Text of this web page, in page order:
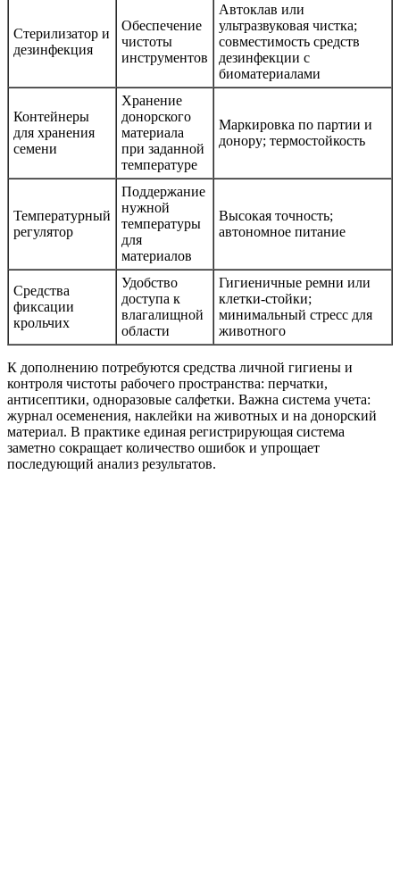
Стерилизатор и
дезинфекция
Обеспечение
чистоты
инструментов
Автоклав или
ультразвуковая чистка;
совместимость средств
дезинфекции с
биоматериалами
Контейнеры
для хранения
семени
Хранение
донорского
материала
при заданной
температуре
Маркировка по партии и
донору; термостойкость
Температурный
регулятор
Поддержание
нужной
температуры
для
материалов
Высокая точность;
автономное питание
Средства
фиксации
крольчих
Удобство
доступа к
влагалищной
области
Гигиеничные ремни или
клетки‑стойки;
минимальный стресс для
животного
К дополнению потребуются средства личной гигиены и
контроля чистоты рабочего пространства: перчатки,
антисептики, одноразовые салфетки. Важна система учета:
журнал осеменения, наклейки на животных и на донорский
материал. В практике единая регистрирующая система
заметно сокращает количество ошибок и упрощает
последующий анализ результатов.